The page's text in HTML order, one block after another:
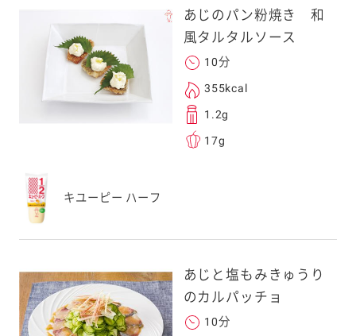
身以外の方に送
旦ご自身で受け
。
あじのパン粉焼き 和
風タルタルソース
10分
355kcal
1.2g
17g
キユーピー ハーフ
あじと塩もみきゅうり
のカルパッチョ
10分